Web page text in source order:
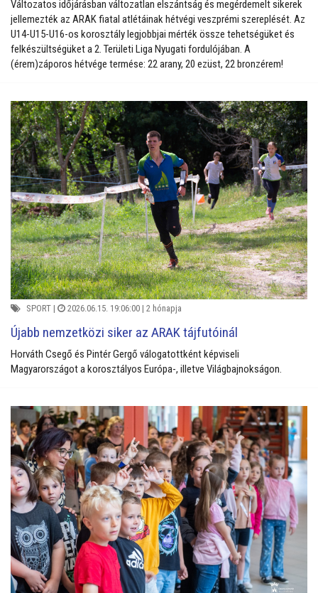
Változatos időjárásban változatlan elszántság és megérdemelt sikerek
jellemezték az ARAK fiatal atlétáinak hétvégi veszprémi szereplését. Az
U14-U15-U16-os korosztály legjobbjai mérték össze tehetségüket és
felkészültségüket a 2. Területi Liga Nyugati fordulójában. A
(érem)záporos hétvége termése: 22 arany, 20 ezüst, 22 bronzérem!
SPORT | 2026.06.15. 19:06:00 | 2 hónapja
Újabb nemzetközi siker az ARAK tájfutóinál
Horváth Csegő és Pintér Gergő válogatottként képviseli
Magyarországot a korosztályos Európa-, illetve Világbajnokságon.